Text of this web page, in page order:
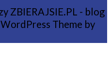
ZBIERAJSIE.PL - blog
Theme by